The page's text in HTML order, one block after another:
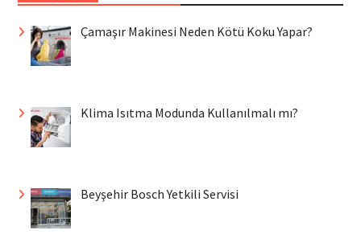
Çamaşır Makinesi Neden Kötü Koku Yapar?
Klima Isıtma Modunda Kullanılmalı mı?
Beyşehir Bosch Yetkili Servisi